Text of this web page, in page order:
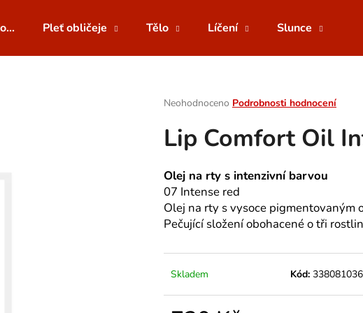
Pleť obličeje Tělo Líčení Slunce
Průměrné
produktu
je
z
5
hvězdiček.
Neohodnoceno Podrobnosti hodnocení
Lip Comfort Oil
Olej na rty s intenzivní barvou
07 Intense red
Olej na rty s vysoce pigmentovaným
Pečující složení obohacené o tři
Skladem Kód:
HLEDAT